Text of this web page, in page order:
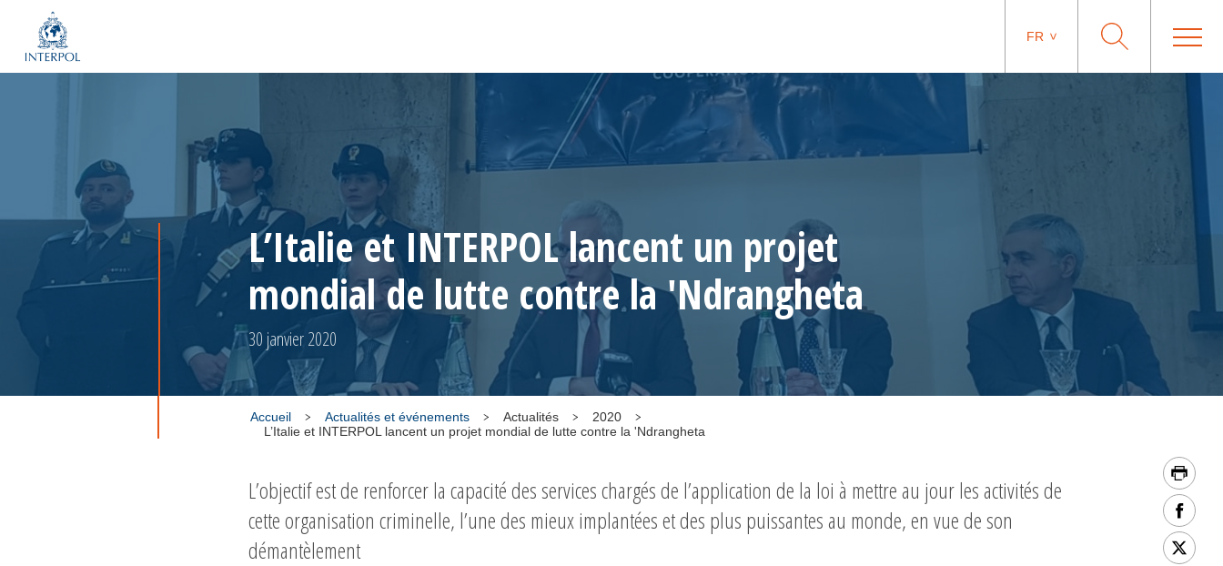
FR
L’Italie et INTERPOL lancent un projet
mondial de lutte contre la 'Ndrangheta
30 janvier 2020
Accueil Actualités et événements Actualités
2020
L’Italie et INTERPOL lancent un projet mondial de lutte contre la 'Ndrangheta
L’objectif est de renforcer la capacité des services chargés de l’application de la loi à mettre au jour les activités de
cette organisation criminelle, l’une des mieux implantées et des plus puissantes au monde, en vue de son
démantèlement